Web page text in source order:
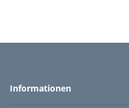
Informationen